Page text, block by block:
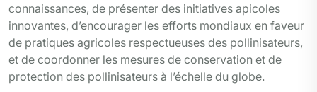
connaissances, de présenter des initiatives apicoles
innovantes, d’encourager les efforts mondiaux en faveur
de pratiques agricoles respectueuses des pollinisateurs,
et de coordonner les mesures de conservation et de
protection des pollinisateurs à l’échelle du globe.